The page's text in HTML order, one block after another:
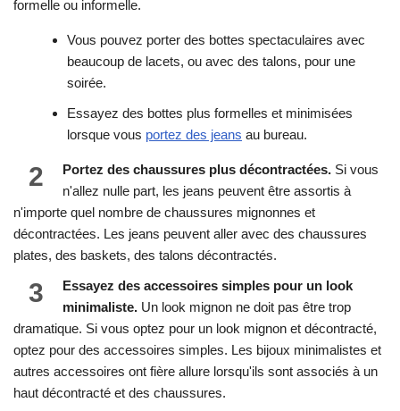
formelle ou informelle.
Vous pouvez porter des bottes spectaculaires avec
beaucoup de lacets, ou avec des talons, pour une
soirée.
Essayez des bottes plus formelles et minimisées
lorsque vous portez des jeans au bureau.
2 Portez des chaussures plus décontractées. Si vous
n'allez nulle part, les jeans peuvent être assortis à
n'importe quel nombre de chaussures mignonnes et
décontractées. Les jeans peuvent aller avec des chaussures
plates, des baskets, des talons décontractés.
3
Essayez des accessoires simples pour un look
minimaliste. Un look mignon ne doit pas être trop
dramatique. Si vous optez pour un look mignon et décontracté,
optez pour des accessoires simples. Les bijoux minimalistes et
autres accessoires ont fière allure lorsqu'ils sont associés à un
haut décontracté et des chaussures.